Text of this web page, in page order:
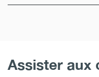
Assister aux